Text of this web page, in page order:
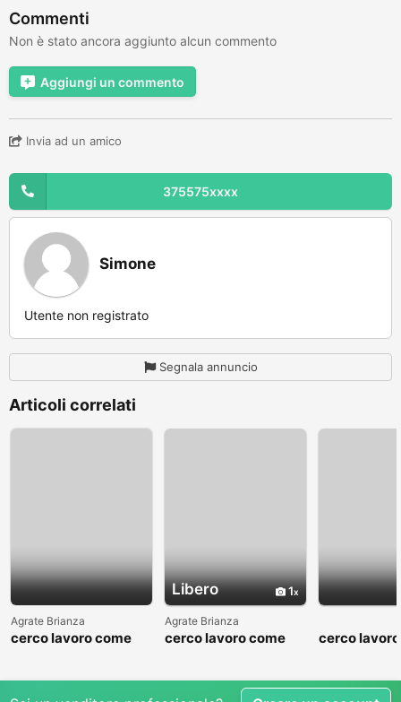
Commenti
Non è stato ancora aggiunto alcun commento
Aggiungi un commento
Invia ad un amico
375575xxxx
Simone
Utente non registrato
Segnala annuncio
Articoli correlati
Agrate Brianza
cerco lavoro come
Libero 1
Agrate Brianza
cerco lavoro come
cerco